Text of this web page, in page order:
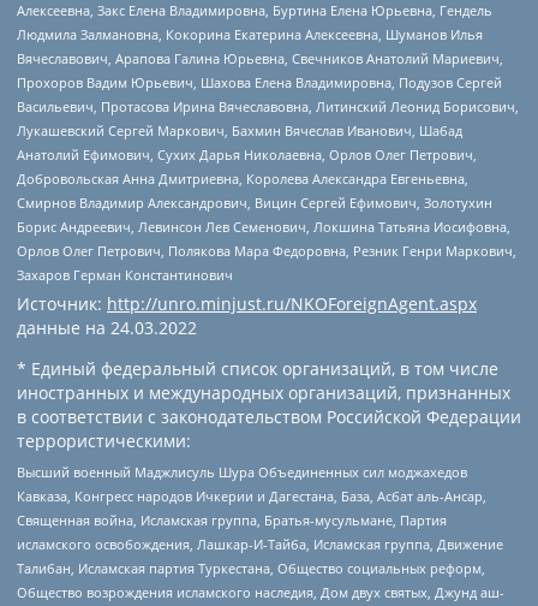
Алексеевна, Закс Елена Владимировна, Буртина Елена Юрьевна, Гендель
Людмила Залмановна, Кокорина Екатерина Алексеевна, Шуманов Илья
Вячеславович, Арапова Галина Юрьевна, Свечников Анатолий Мариевич,
Прохоров Вадим Юрьевич, Шахова Елена Владимировна, Подузов Сергей
Васильевич, Протасова Ирина Вячеславовна, Литинский Леонид Борисович,
Лукашевский Сергей Маркович, Бахмин Вячеслав Иванович, Шабад
Анатолий Ефимович, Сухих Дарья Николаевна, Орлов Олег Петрович,
Добровольская Анна Дмитриевна, Королева Александра Евгеньевна,
Смирнов Владимир Александрович, Вицин Сергей Ефимович, Золотухин
Борис Андреевич, Левинсон Лев Семенович, Локшина Татьяна Иосифовна,
Орлов Олег Петрович, Полякова Мара Федоровна, Резник Генри Маркович,
Захаров Герман Константинович
Источник: http://unro.minjust.ru/NKOForeignAgent.aspx
данные на 24.03.2022
* Единый федеральный список организаций, в том числе
иностранных и международных организаций, признанных
в соответствии с законодательством Российской Федерации
террористическими:
Высший военный Маджлисуль Шура Объединенных сил моджахедов
Кавказа, Конгресс народов Ичкерии и Дагестана, База, Асбат аль-Ансар,
Священная война, Исламская группа, Братья-мусульмане, Партия
исламского освобождения, Лашкар-И-Тайба, Исламская группа, Движение
Талибан, Исламская партия Туркестана, Общество социальных реформ,
Общество возрождения исламского наследия, Дом двух святых, Джунд аш-